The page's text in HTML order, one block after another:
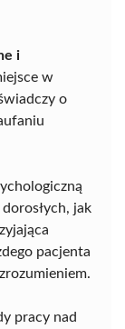
i
w
o
jak
pacjenta
pracy nad